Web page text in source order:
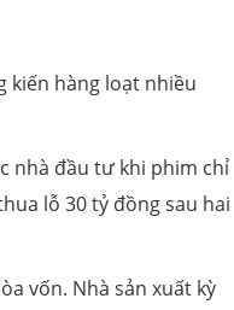
kiến hàng loạt nhiều
nhà đầu tư khi phim chỉ
lỗ 30 tỷ đồng sau hai
vốn. Nhà sản xuất kỳ